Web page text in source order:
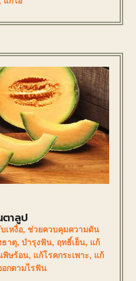
าลูป
เหงื่อ, ช่วยควบคุมความดัน
ธาตุ, บำรุงฟัน, ฤทธิ์เย็น, แก้
พิษร้อน, แก้โรคกระเพาะ, แก้
อกตามไรฟัน